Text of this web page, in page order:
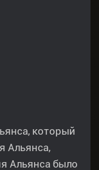
который
Альянса,
Альянса было